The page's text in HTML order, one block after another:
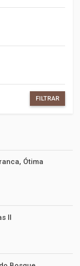
FILTRAR
Ótima
II